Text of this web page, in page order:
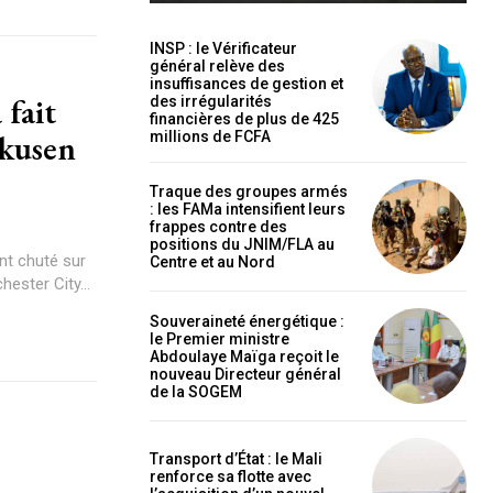
text
fait
chuté sur
City...
INSP : le Vérificateur
général relève des
insuffisances de gestion et
des irrégularités
financières de plus de 425
millions de FCFA
Traque des groupes armés
: les FAMa intensifient leurs
frappes contre des
positions du JNIM/FLA au
Centre et au Nord
Souveraineté énergétique :
le Premier ministre
Abdoulaye Maïga reçoit le
nouveau Directeur général
de la SOGEM
Transport d’État : le Mali
renforce sa flotte avec